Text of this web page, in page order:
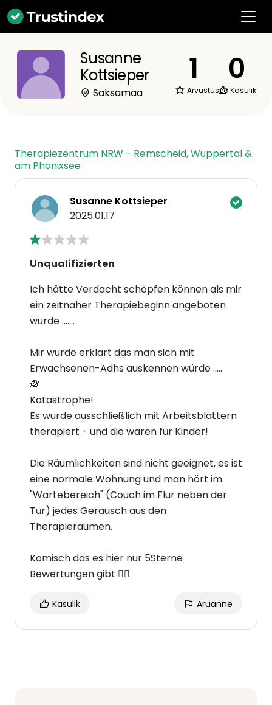
Susanne
Kottsieper
Saksamaa
1
Arvustused
0
Kasulik
Therapiezentrum NRW - Remscheid, Wuppertal &
am Phönixsee
Susanne Kottsieper
2025.01.17
Unqualifizierten
Ich hätte Verdacht schöpfen können als mir
ein zeitnaher Therapiebeginn angeboten
wurde .......
Mir wurde erklärt das man sich mit
Erwachsenen-Adhs auskennen würde .....
🙈
Katastrophe!
Es wurde ausschließlich mit Arbeitsblättern
therapiert - und die waren für Kinder!
Die Räumlichkeiten sind nicht geeignet, es ist
eine normale Wohnung und man hört im
"Wartebereich" (Couch im Flur neben der
Tür) jedes Geräusch aus den
Therapieräumen.
Komisch das es hier nur 5Sterne
Bewertungen gibt 🤷‍♀️
Kasulik Aruanne